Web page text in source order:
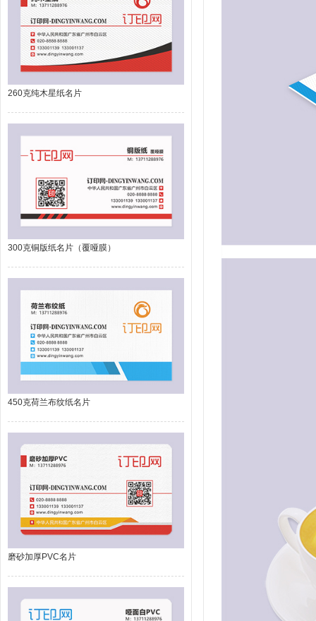
260克纯木星纸名片
300克铜版纸名片（覆哑膜）
450克荷兰布纹纸名片
磨砂加厚PVC名片